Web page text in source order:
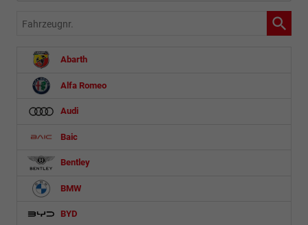
Fahrzeugnr.
Abarth
Alfa Romeo
Audi
Baic
Bentley
BMW
BYD